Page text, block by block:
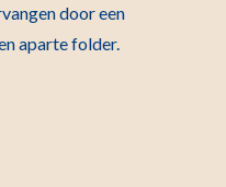
door een
aparte folder.